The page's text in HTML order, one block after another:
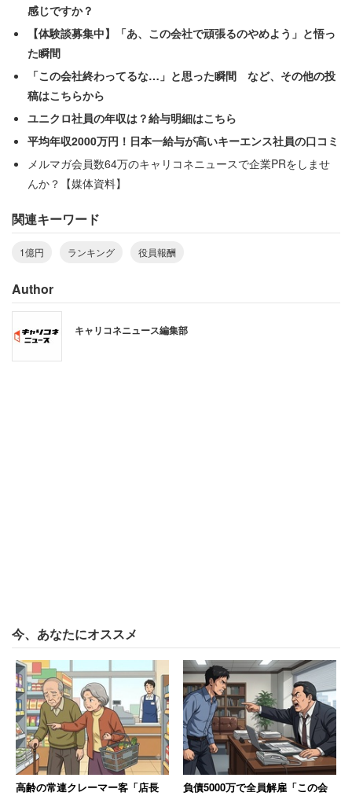
4位は武田薬品工業のクリストフ・ウェバー社長で17億
5800万円。5位は、2018年11月に有価証券報告書への役
のカルロス・ゴーン元会長で、16億5200万円だった。こ
のうち、12億3700万円は支払繰り延べとなっている。
日産・ゴーン社長の報酬は従業員平均給与の
調査では、今年3月期の1億円以上の役員570人の報酬額
のは日産のゴーン元会長で、従業員の平均給与（815万
4000円）の201.9倍の報酬を受け取っていた。2位は日本
調剤の三津原博元社長（報酬額6億6300万円）で、従業員
の平均給与（545万7000円）の121.5倍。3位は、ソフトバ
感じですか？
【体験談募集中】「あ、この会社で頑張るのやめよう」と悟っ
た瞬間
「この会社終わってるな…」と思った瞬間 など、その他の投
稿はこちらから
ユニクロ社員の年収は？給与明細はこちら
平均年収2000万円！日本一給与が高いキーエンス社員の口コミ
メルマガ会員数64万のキャリコネニュースで企業PRをしませ
んか？【媒体資料】
関連キーワード
1億円 ランキング 役員報酬
Author
キャリコネニュース編集部
今、あなたにオススメ
高齢の常連クレーマー客「店長
負債5000万で全員解雇「この会